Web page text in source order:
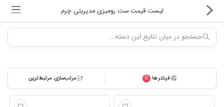
ماشین های اداری
لیست قیمت ست رومیزی مدیریتی چرم
فیلترها 0 مرتب‌سازی: مرتبط‌ترین